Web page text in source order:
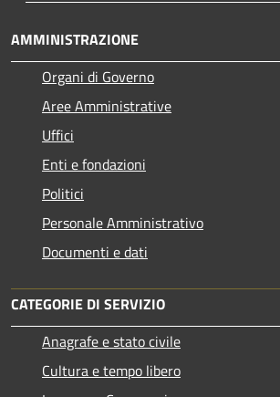
AMMINISTRAZIONE
Organi di Governo
Aree Amministrative
Uffici
Enti e fondazioni
Politici
Personale Amministrativo
Documenti e dati
CATEGORIE DI SERVIZIO
Anagrafe e stato civile
Cultura e tempo libero